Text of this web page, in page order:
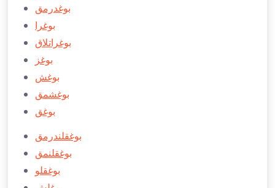
بوغدرمق
بوغرا
بوغراتلاق
بوغز
بوغش
بوغشمق
بوغق
بوغقلندرمق
بوغقلنمق
بوغقلو